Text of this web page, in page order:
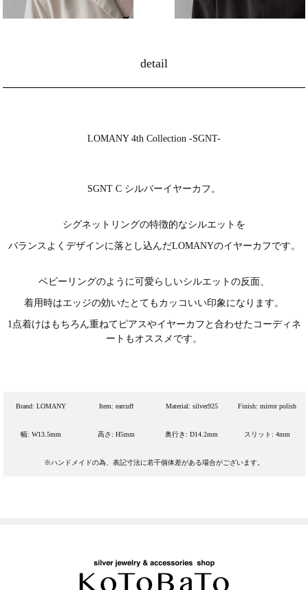
detail
LOMANY 4th Collection -SGNT-
SGNT C シルバーイヤーカフ。
シグネットリングの特徴的なシルエットを
バランスよくデザインに落とし込んだLOMANYのイヤーカフです。
ベビーリングのように可愛らしいシルエットの反面、
着用時はエッジの効いたとてもカッコいい印象になります。
1点着けはもちろん重ねてピアスやイヤーカフと合わせたコーディネ
ートもオススメです。
Brand: LOMANY Item: earcuff Material: silver925 Finish: mirror polish
幅: W13.5mm 高さ: H5mm 奥行き: D14.2mm スリット: 4mm
※ハンドメイドの為、表記寸法に若干個体差がある場合がございます。